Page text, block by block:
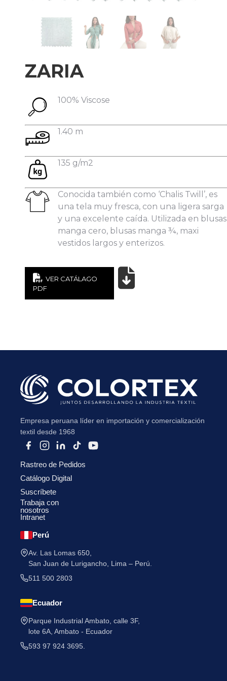
ZARIA
100% Viscose
1.40 m
135 g/m2
Conocida también como ‘Chalis Twill’, es
una tela muy fresca, con una ligera sarga
y una excelente caída. Utilizada en blusas
manga cero, blusas manga ¾, maxi
vestidos largos y enterizos.
VER CATÁLAGO
PDF
Empresa peruana líder en importación y comercialización
textil desde 1968
Rastreo de Pedidos
Catálogo Digital
Suscríbete
Trabaja con
nosotros
Intranet
Perú
Av. Las Lomas 650,
San Juan de Lurigancho, Lima – Perú.
511 500 2803
Ecuador
Parque Industrial Ambato, calle 3F,
lote 6A, Ambato - Ecuador
593 97 924 3695.
Datos personales: